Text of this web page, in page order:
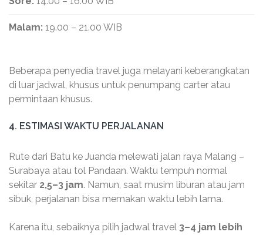
Malam: 19.00 – 21.00 WIB
Beberapa penyedia travel juga melayani keberangkatan
di luar jadwal, khusus untuk penumpang carter atau
permintaan khusus.
4. ESTIMASI WAKTU PERJALANAN
Rute dari Batu ke Juanda melewati jalan raya Malang –
Surabaya atau tol Pandaan. Waktu tempuh normal
sekitar 2,5–3 jam. Namun, saat musim liburan atau jam
sibuk, perjalanan bisa memakan waktu lebih lama.
Karena itu, sebaiknya pilih jadwal travel 3–4 jam lebih